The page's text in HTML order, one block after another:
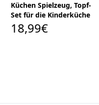
Küchen Spielzeug, Topf-
Set für die Kinderküche
18,99€